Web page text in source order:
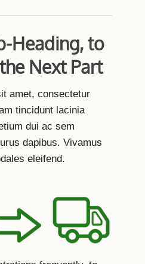
Heading, to
Next Part
amet, consectetur
tincidunt lacinia
dui ac sem
Vivamus
eleifend.